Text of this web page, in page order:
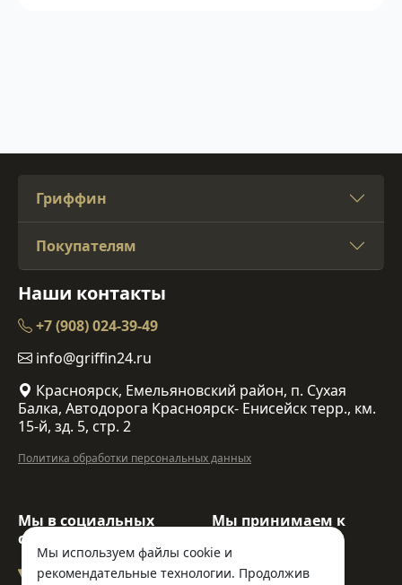
Мы используем файлы cookie и
рекомендательные технологии. Продолжив
Гриффин
Покупателям
Наши контакты
+7 (908) 024-39-49
info@griffin24.ru
Красноярск, Емельяновский район, п. Сухая
Балка, Автодорога Красноярск- Енисейск терр., км.
15-й, зд. 5, стр. 2
Политика обработки персональных данных
Мы в социальных
сетях:
Мы принимаем к